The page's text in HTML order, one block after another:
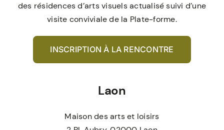
des résidences d’arts visuels actualisé suivi d’une
visite conviviale de la Plate-forme.
INSCRIPTION À LA RENCONTRE
Laon
Maison des arts et loisirs